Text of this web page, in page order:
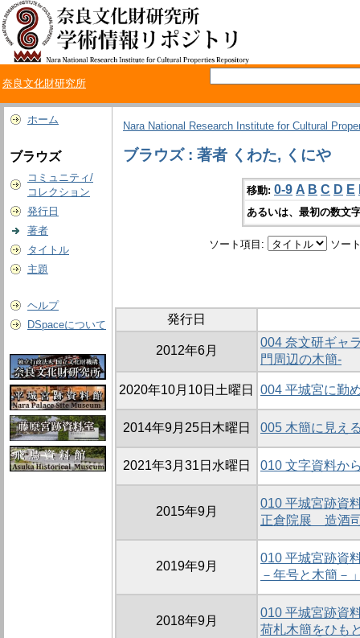
奈良文化財研究所
ホーム
ブラウズ
コミュニティ/
コレクション
発行日
著者
タイトル
主題
ヘルプ
DSpaceについて
Nara National Research Institute for Cultural
ブラウズ : 著者 くわた, くにや
移動: 0-9 A B C D E
あるいは、最初の数文
ソート項目: ソー
発行日
2012年6月
004 奈文研ギャ
門周辺の木簡-
2020年10月10日土曜日 004 平城宮に勤
2014年9月25日木曜日 005 木簡に見え
2021年3月31日水曜日 010 文字資料か
2015年9月
010 平城宮跡資
正倉院展 造酒
2019年9月
010 平城宮跡資
－年号と木簡－
2018年9月
010 平城宮跡資
荷札木簡をひも